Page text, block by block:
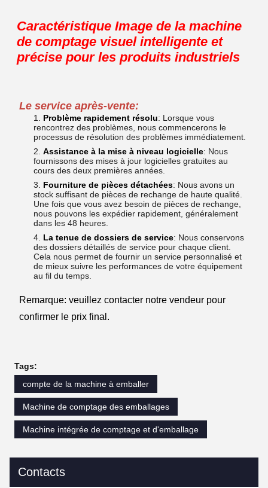
Caractéristique Image de la machine
de comptage visuel intelligente et
précise pour les produits industriels
Le service après-vente:
Problème rapidement résolu: Lorsque vous
rencontrez des problèmes, nous commencerons le
processus de résolution des problèmes immédiatement.
Assistance à la mise à niveau logicielle: Nous
fournissons des mises à jour logicielles gratuites au
cours des deux premières années.
Fourniture de pièces détachées: Nous avons un
stock suffisant de pièces de rechange de haute qualité.
Une fois que vous avez besoin de pièces de rechange,
nous pouvons les expédier rapidement, généralement
dans les 48 heures.
La tenue de dossiers de service: Nous conservons
des dossiers détaillés de service pour chaque client.
Cela nous permet de fournir un service personnalisé et
de mieux suivre les performances de votre équipement
au fil du temps.
Remarque: veuillez contacter notre vendeur pour
confirmer le prix final.
Tags:
compte de la machine à emballer
Machine de comptage des emballages
Machine intégrée de comptage et d'emballage
Contacts